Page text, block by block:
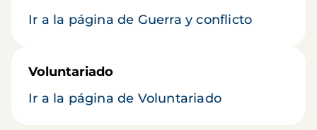
Ir a la página de Guerra y conflicto
Voluntariado
Ir a la página de Voluntariado